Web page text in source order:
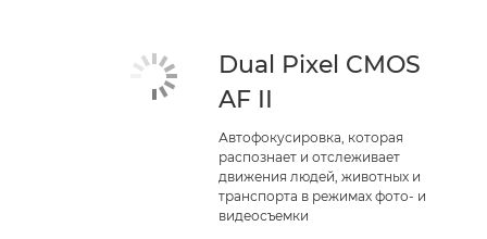
Dual Pixel CMOS
AF II
Автофокусировка, которая
распознает и отслеживает
движения людей, животных и
транспорта в режимах фото- и
видеосъемки